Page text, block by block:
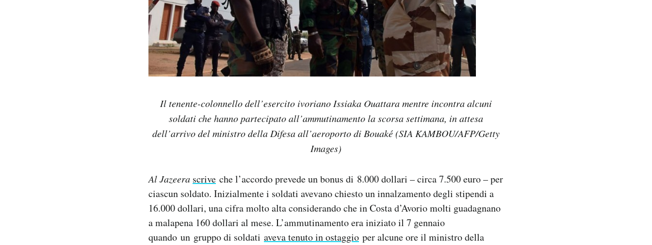
Il tenente-colonnello dell’esercito ivoriano Issiaka Ouattara mentre incontra alcuni
soldati che hanno partecipato all’ammutinamento la scorsa settimana, in attesa
dell’arrivo del ministro della Difesa all’aeroporto di Bouaké (SIA KAMBOU/AFP/Getty
Images)
Al Jazeera scrive che l’accordo prevede un bonus di 8.000 dollari – circa 7.500 euro – per
ciascun soldato. Inizialmente i soldati avevano chiesto un innalzamento degli stipendi a
16.000 dollari, una cifra molto alta considerando che in Costa d’Avorio molti guadagnano
a malapena 160 dollari al mese. L’ammutinamento era iniziato il 7 gennaio
quando un gruppo di soldati aveva tenuto in ostaggio per alcune ore il ministro della